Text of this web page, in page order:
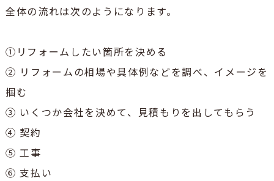
全体の流れは次のようになります。
①リフォームしたい箇所を決める
② リフォームの相場や具体例などを調べ、イメージを
掴む
③ いくつか会社を決めて、見積もりを出してもらう
④ 契約
⑤ 工事
⑥ 支払い